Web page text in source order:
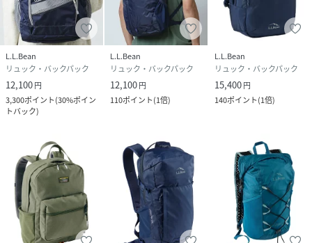
L.L.Bean
リュック・バックパック
12,100円
3,300ポイント(30%ポイン
トバック)
L.L.Bean
リュック・バックパック
12,100円
110ポイント(1倍)
L.L.Bean
リュック・バックパック
15,400円
140ポイント(1倍)